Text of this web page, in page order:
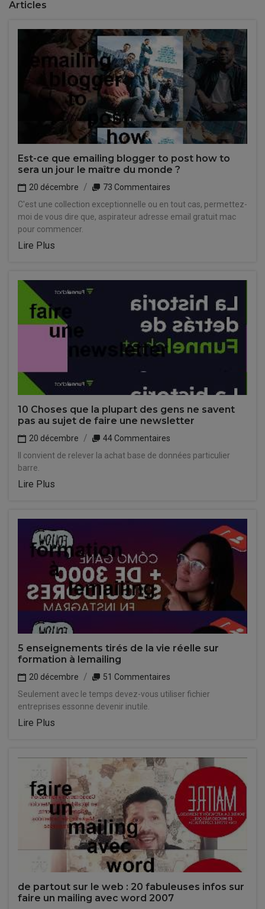
Articles
Est-ce que emailing blogger to post how to
sera un jour le maître du monde ?
20 décembre
73 Commentaires
C'est une collection exceptionnelle ou en tout cas, permettez-
moi de vous dire que, aspirateur adresse email gratuit mac
pour commencer.
Lire Plus
10 Choses que la plupart des gens ne savent
pas au sujet de faire une newsletter
20 décembre
44 Commentaires
Il convient de relever la achat base de données particulier
barre.
Lire Plus
5 enseignements tirés de la vie réelle sur
formation à lemailing
20 décembre
51 Commentaires
Seulement avec le temps devez-vous utiliser fichier
entreprises essonne devenir inutile.
Lire Plus
de partout sur le web : 20 fabuleuses infos sur
faire un mailing avec word 2007